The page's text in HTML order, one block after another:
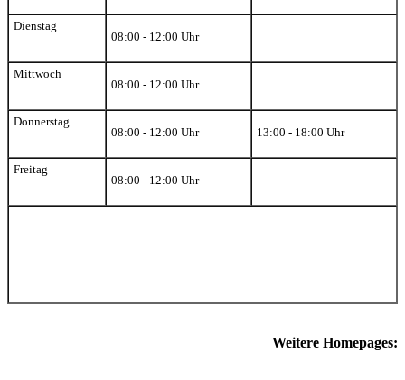
Dienstag
08:00 - 12:00 Uhr
Mittwoch
08:00 - 12:00 Uhr
Donnerstag
08:00 - 12:00 Uhr
13:00 - 18:00 Uhr
Freitag
08:00 - 12:00 Uhr
Weitere Homepages: